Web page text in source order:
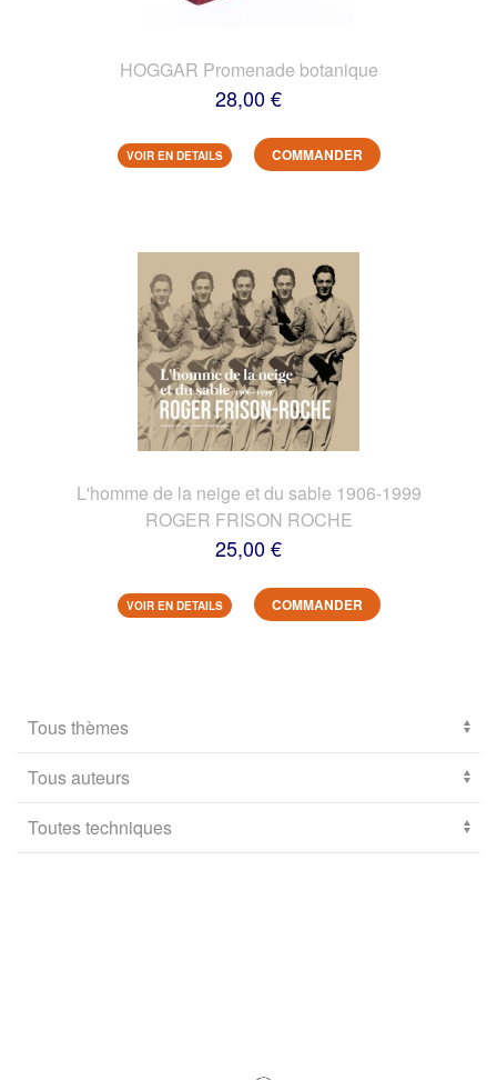
HOGGAR Promenade botanique
28,00 €
VOIR EN DETAILS COMMANDER
L'homme de la neige et du sable 1906-1999
ROGER FRISON ROCHE
25,00 €
VOIR EN DETAILS COMMANDER